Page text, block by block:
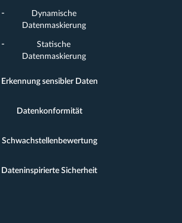
Dynamische
Datenmaskierung
Statische
Datenmaskierung
Erkennung sensibler Daten
Datenkonformität
Schwachstellenbewertung
Dateninspirierte Sicherheit